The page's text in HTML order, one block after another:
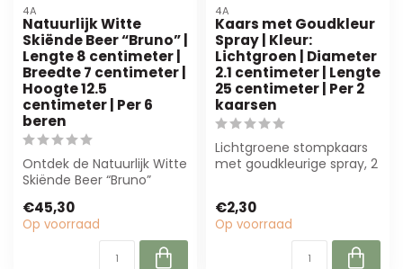
4A
Natuurlijk Witte
Skiënde Beer “Bruno” |
Lengte 8 centimeter |
Breedte 7 centimeter |
Hoogte 12.5
centimeter | Per 6
beren
Ontdek de Natuurlijk Witte
Skiënde Beer “Bruno”
voor kers...
€45,30
Op voorraad
4A
Kaars met Goudkleur
Spray | Kleur:
Lichtgroen | Diameter
2.1 centimeter | Lengte
25 centimeter | Per 2
kaarsen
Lichtgroene stompkaars
met goudkleurige spray, 2
€2,30
Op voorraad